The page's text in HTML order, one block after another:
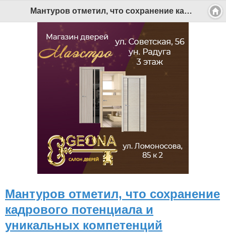
Мантуров отметил, что сохранение кадрового потенциала и уникальных компетенций судостроительных предприятий Архангельской области является стратегической задачей - Беломорканал Северодвинск tv29.ru
Мантуров отметил, что сохранение
кадрового потенциала и
уникальных компетенций